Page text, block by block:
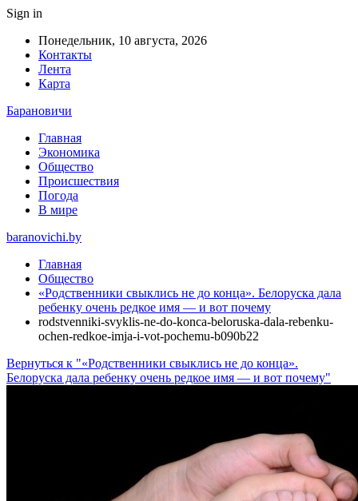
Sign in
Понедельник, 10 августа, 2026
Контакты
Лента
Карта
Барановичи
Главная
Экономика
Общество
Происшествия
Погода
В мире
baranovichi.by
Главная
Общество
«Родственники свыклись не до конца». Белоруска дала
ребенку очень редкое имя — и вот почему
rodstvenniki-svyklis-ne-do-konca-beloruska-dala-rebenku-
ochen-redkoe-imja-i-vot-pochemu-b090b22
Вернуться к "«Родственники свыклись не до конца».
Белоруска дала ребенку очень редкое имя — и вот почему"